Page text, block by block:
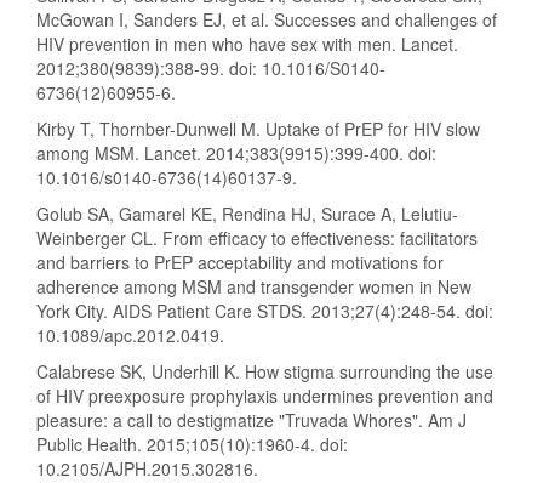
McGowan I, Sanders EJ, et al. Successes and challenges of
HIV prevention in men who have sex with men. Lancet.
2012;380(9839):388-99. doi: 10.1016/S0140-
6736(12)60955-6.
Kirby T, Thornber-Dunwell M. Uptake of PrEP for HIV slow
among MSM. Lancet. 2014;383(9915):399-400. doi:
10.1016/s0140-6736(14)60137-9.
Golub SA, Gamarel KE, Rendina HJ, Surace A, Lelutiu-
Weinberger CL. From efficacy to effectiveness: facilitators
and barriers to PrEP acceptability and motivations for
adherence among MSM and transgender women in New
York City. AIDS Patient Care STDS. 2013;27(4):248-54. doi:
10.1089/apc.2012.0419.
Calabrese SK, Underhill K. How stigma surrounding the use
of HIV preexposure prophylaxis undermines prevention and
pleasure: a call to destigmatize "Truvada Whores". Am J
Public Health. 2015;105(10):1960-4. doi:
10.2105/AJPH.2015.302816.